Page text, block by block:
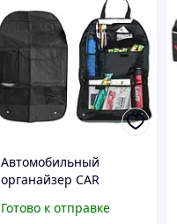
Автомобильный
органайзер CAR
Готово к отправке